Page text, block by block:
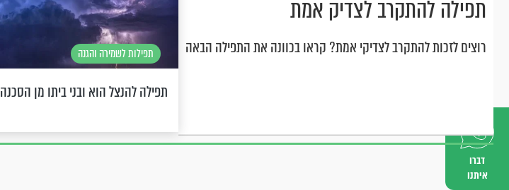
דברו
איתנו
תפילה להתקרב לצדיק אמת
רוצים לזכות להתקרב לצדיקי אמת? קראו בכוונה את התפילה הבאה תפילות לשמירה והגנה
תפילה להנצל הוא ובני ביתו מן הסכנה